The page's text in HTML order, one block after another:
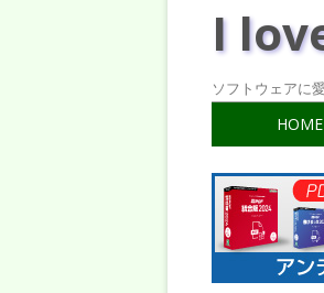
I
ソフトウェアに
HOME